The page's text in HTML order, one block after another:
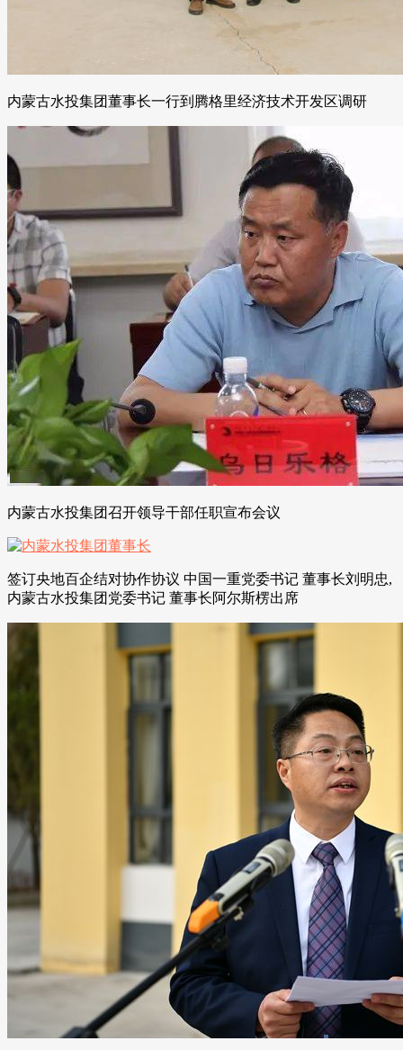
内蒙古水投集团董事长一行到腾格里经济技术开发区调研
内蒙古水投集团召开领导干部任职宣布会议
签订央地百企结对协作协议 中国一重党委书记 董事长刘明忠,
内蒙古水投集团党委书记 董事长阿尔斯楞出席